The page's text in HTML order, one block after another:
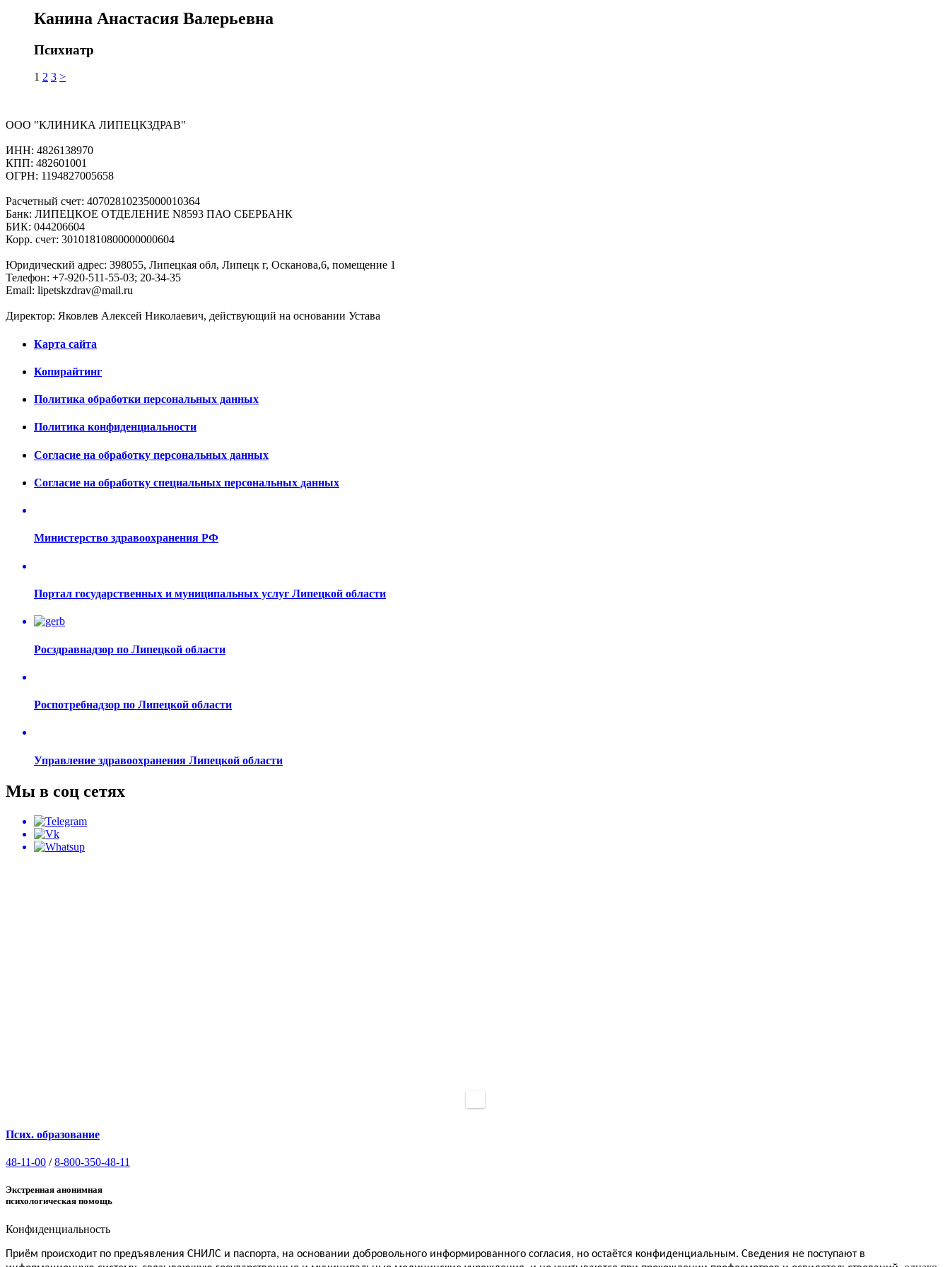
Канина Анастасия Валерьевна
Психиатр
Пагинация
1 2 3 >
ООО "КЛИНИКА ЛИПЕЦКЗДРАВ"
ИНН: 4826138970
КПП: 482601001
ОГРН: 1194827005658
Расчетный счет: 40702810235000010364
Банк: ЛИПЕЦКОЕ ОТДЕЛЕНИЕ N8593 ПАО СБЕРБАНК
БИК: 044206604
Корр. счет: 30101810800000000604
Юридический адрес: 398055, Липецкая обл, Липецк г, Осканова,6, помещение 1
Телефон: +7-920-511-55-03; 20-34-35
Email: lipetskzdrav@mail.ru
Директор: Яковлев Алексей Николаевич, действующий на основании Устава
Карта сайта
Копирайтинг
Политика обработки персональных данных
Политика конфиденциальности
Согласие на обработку персональных данных
Согласие на обработку специальных персональных данных
Министерство здравоохранения РФ
Портал государственных и муниципальных услуг Липецкой области
Росздравнадзор по Липецкой области
Роспотребнадзор по Липецкой области
Управление здравоохранения Липецкой области
Мы в соц сетях
Псих. образование
48-11-00 /8-800-350-48-11
Экстренная анонимная
психологическая помощь
Конфиденциальность
Приём происходит по предъявления СНИЛС и паспорта, на основании добровольного информированного согласия, но остаётся конфиденциальным. Сведения не поступают в